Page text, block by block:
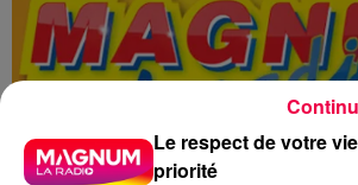
Le respect de votre
priorité